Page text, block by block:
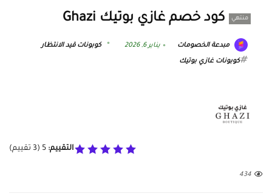
منتهي كود خصم غازي بوتيك Ghazi
مبدعة الخصومات يناير 6, 2026 كوبونات قيد الانتظار
كوبونات غازي بوتيك
التقييم: 5
(
3 تقييم)
434